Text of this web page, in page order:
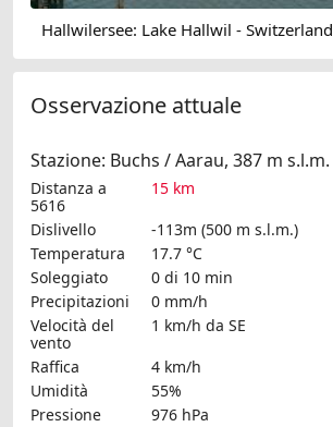
Hallwilersee: Lake Hallwil - Switzerland
Osservazione attuale
Stazione: Buchs / Aarau, 387 m s.l.m.
Distanza a
5616
15 km
Dislivello
-113m (500 m s.l.m.)
Temperatura
17.7 °C
Soleggiato
0 di 10 min
Precipitazioni
0 mm/h
Velocità del
vento
1 km/h da SE
Raffica
4 km/h
Umidità
55%
Pressione
976 hPa